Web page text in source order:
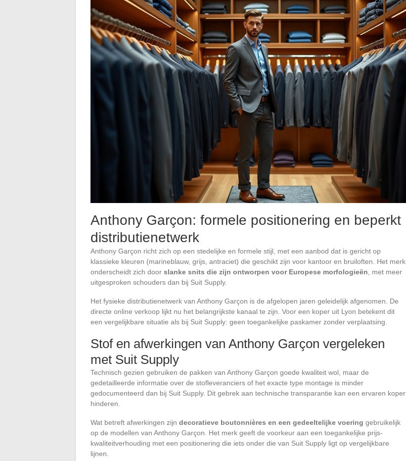
Anthony Garçon: formele positionering en beperkt
distributienetwerk
Anthony Garçon richt zich op een stedelijke en formele stijl, met een aanbod dat is gericht op
klassieke kleuren (marineblauw, grijs, antraciet) die geschikt zijn voor kantoor en bruiloften. Het merk
onderscheidt zich door slanke snits die zijn ontworpen voor Europese morfologieën , met meer
uitgesproken schouders dan bij Suit Supply.
Het fysieke distributienetwerk van Anthony Garçon is de afgelopen jaren geleidelijk afgenomen. De
directe online verkoop lijkt nu het belangrijkste kanaal te zijn. Voor een koper uit Lyon betekent dit
een vergelijkbare situatie als bij Suit Supply: geen toegankelijke paskamer zonder verplaatsing.
Stof en afwerkingen van Anthony Garçon vergeleken
met Suit Supply
Technisch gezien gebruiken de pakken van Anthony Garçon goede kwaliteit wol, maar de
gedetailleerde informatie over de stofleveranciers of het exacte type montage is minder
gedocumenteerd dan bij Suit Supply. Dit gebrek aan technische transparantie kan een ervaren koper
hinderen.
Wat betreft afwerkingen zijn decoratieve boutonnières en een gedeeltelijke voering gebruikelijk
op de modellen van Anthony Garçon. Het merk geeft de voorkeur aan een toegankelijke prijs-
kwaliteitverhouding met een positionering die iets onder die van Suit Supply ligt op vergelijkbare
lijnen.